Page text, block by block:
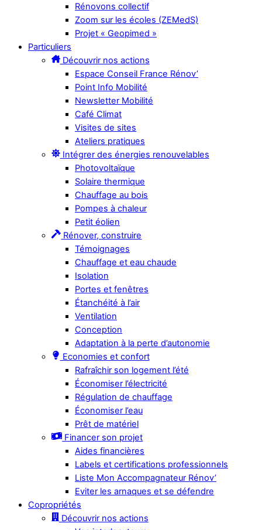
Rénovons collectif
Zoom sur les écoles (ZEMedS)
Projet « Geopimed »
Particuliers
Découvrir nos actions
Espace Conseil France Rénov’
Point Info Mobilité
Newsletter Mobilité
Café Climat
Visites de sites
Ateliers pratiques
Intégrer des énergies renouvelables
Photovoltaïque
Solaire thermique
Chauffage au bois
Pompes à chaleur
Petit éolien
Rénover, construire
Témoignages
Chauffage et eau chaude
Isolation
Portes et fenêtres
Étanchéité à l’air
Ventilation
Conception
Adaptation à la perte d’autonomie
Economies et confort
Rafraîchir son logement l’été
Économiser l’électricité
Régulation de chauffage
Économiser l’eau
Prêt de matériel
Financer son projet
Aides financières
Labels et certifications professionnels
Liste Mon Accompagnateur Rénov’
Eviter les arnaques et se défendre
Copropriétés
Découvrir nos actions